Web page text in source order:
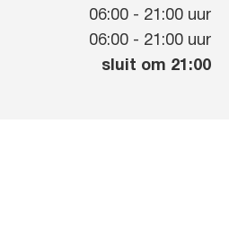
06:00 - 21:00 uur
06:00 - 21:00 uur
sluit om 21:00